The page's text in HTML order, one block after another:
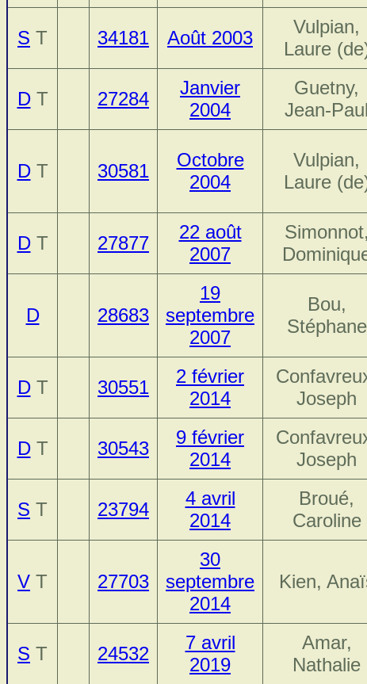
S T 34181 Août 2003
Vulpian,
Laure
DT 27284
Janvier
2004
Guetny,
Jean-Paul
DT 30581
Octobre
2004
Vulpian,
Laure
DT 27877
22 août
2007
Simonnot,
D 28683
19
septembre
2007
Bou,
Stéphane
DT 30551
2 février
2014
Joseph
DT 30543
9 février
2014
Joseph
S T 23794
4 avril
2014
Broué,
Caroline
V T 27703
30
septembre
2014
Kien,
S T 24532
7 avril
2019
Amar,
Nathalie